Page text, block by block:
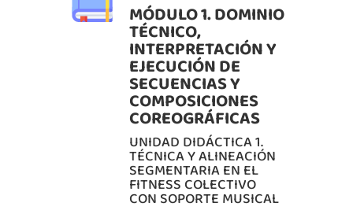
MÓDULO 1. DOMINIO
TÉCNICO,
INTERPRETACIÓN Y
EJECUCIÓN DE
SECUENCIAS Y
COMPOSICIONES
COREOGRÁFICAS
UNIDAD DIDÁCTICA 1.
TÉCNICA Y ALINEACIÓN
SEGMENTARIA EN EL
FITNESS COLECTIVO
CON SOPORTE MUSICAL